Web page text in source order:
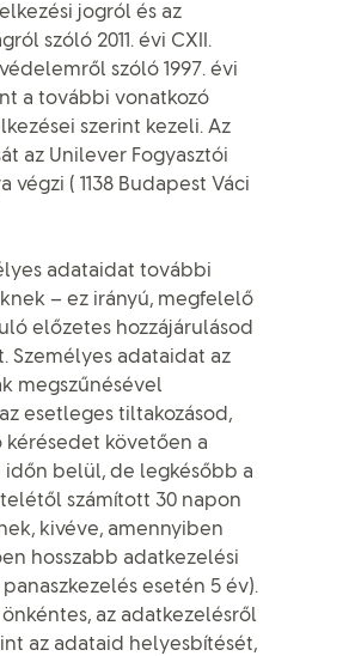
jogról és az
szóló 2011. évi CXII.
szóló 1997. évi
a további vonatkozó
szerint kezeli. Az
az Unilever Fogyasztói
végzi ( 1138 Budapest Váci
adataidat további
– ez irányú, megfelelő
előzetes hozzájárulásod
Személyes adataidat az
megszűnésével
esetleges tiltakozásod,
követően a
belül, de legkésőbb a
számított 30 napon
kivéve, amennyiben
hosszabb adatkezelési
esetén 5 év).
az adatkezelésről
az adataid helyesbítését,